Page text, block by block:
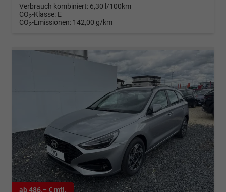
Verbrauch kombiniert: 6,30 l/100km
CO2-Klasse: E
CO2-Emissionen: 142,00 g/km
ab 486,– € mtl.